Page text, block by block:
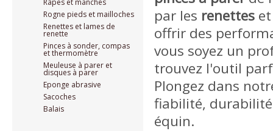
Râpes et manches
Rogne pieds et mailloches
Renettes et lames de
renette
Pinces à sonder, compas
et thermomètre
Meuleuse à parer et
disques à parer
Eponge abrasive
Sacoches
Balais
par les renettes
offrir des
vous soyez un
trouvez l'outil
Plongez dans
fiabilité,
équin.